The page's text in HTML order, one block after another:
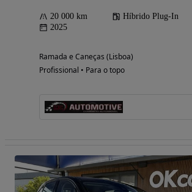
20 000 km Híbrido Plug-In
2025
Ramada e Caneças (Lisboa)
Profissional • Para o topo